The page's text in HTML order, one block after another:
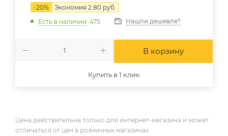
-20% Экономия 2.80 руб.
Есть в наличии: 475 Нашли дешевле?
В корзину
Купить в 1 клик
Цена действительна только для интернет-магазина и может
отличаться от цен в розничных магазинах